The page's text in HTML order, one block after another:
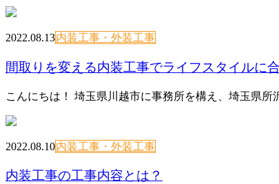
2022.08.13内装工事・外装工事
間取りを変える内装工事でライフスタイルに
こんにちは！ 埼玉県川越市に事務所を構え、埼玉県
2022.08.10内装工事・外装工事
内装工事の工事内容とは？